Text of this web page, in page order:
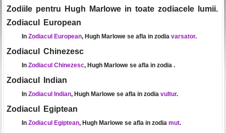
Zodiile pentru Hugh Marlowe in toate zodiacele lumii.
Zodiacul European
In Zodiacul European, Hugh Marlowe se afla in zodia varsator.
Zodiacul Chinezesc
In Zodiacul Chinezesc, Hugh Marlowe se afla in zodia .
Zodiacul Indian
In Zodiacul Indian, Hugh Marlowe se afla in zodia vultur.
Zodiacul Egiptean
In Zodiacul Egiptean, Hugh Marlowe se afla in zodia mut.